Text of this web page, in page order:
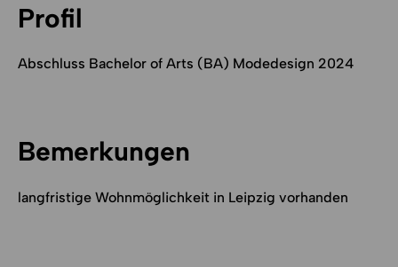
Profil
Abschluss Bachelor of Arts (BA) Modedesign 2024
Bemerkungen
langfristige Wohnmöglichkeit in Leipzig vorhanden